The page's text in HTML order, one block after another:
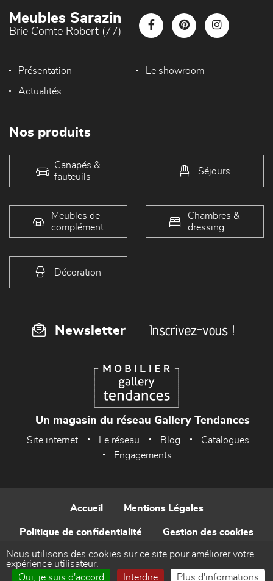
Meubles Sarazin
Brie Comte Robert (77)
Présentation Le showroom
Actualités
Nos produits
Canapés &
fauteuils
Séjours
Meubles de
complément
Chambres &
dressing
Décoration
Newsletter Inscrivez-vous !
Un magasin du réseau Gallery Tendances
Site internet Le réseau Blog
Catalogues
Engagements
Accueil Mentions Légales
Politique de confidentialité Gestion des cookies
Contact
Nous utilisons des cookies sur ce site pour améliorer votre
expérience utilisateur.
Oui, je suis d'accord
Interdire Plus d'informations